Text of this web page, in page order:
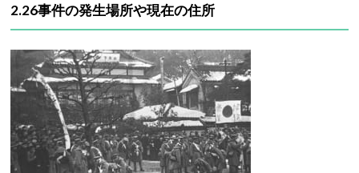
2.26事件の発生場所や現在の住所